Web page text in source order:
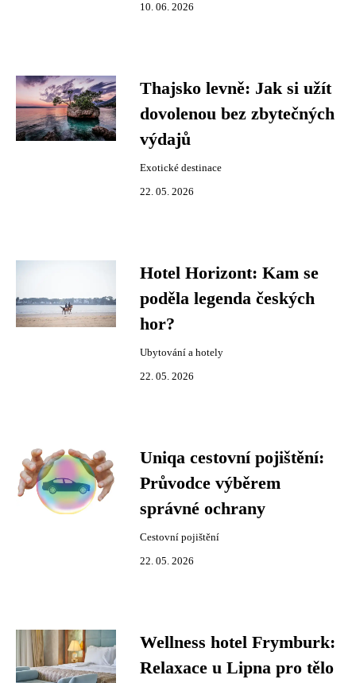
10. 06. 2026
Thajsko levně: Jak si užít
dovolenou bez zbytečných
výdajů
Exotické destinace
22. 05. 2026
Hotel Horizont: Kam se
poděla legenda českých
hor?
Ubytování a hotely
22. 05. 2026
Uniqa cestovní pojištění:
Průvodce výběrem
správné ochrany
Cestovní pojištění
22. 05. 2026
Wellness hotel Frymburk:
Relaxace u Lipna pro tělo